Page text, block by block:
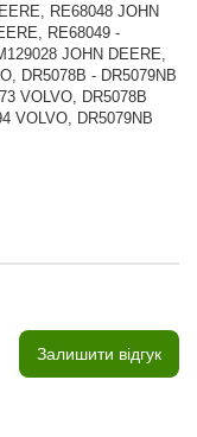
RE68048 JOHN
RE68049 -
JOHN DEERE,
DR5078B - DR5079NB
VOLVO, DR5078B
VOLVO, DR5079NB
Залишити відгук